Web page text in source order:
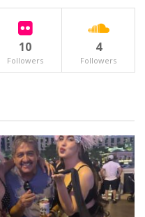
en un total de siete
la Riviera Nayarit,
Punta de Mita con
en la cultura
color=»»
del cine es preciosa,
Frida. La
los Estados
10
Followers
4
Followers